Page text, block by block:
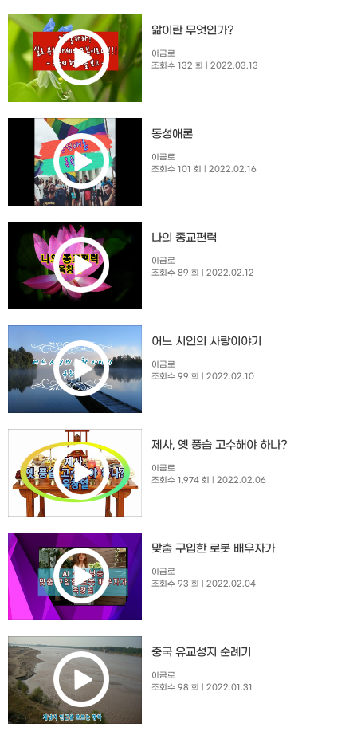
앎이란 무엇인가?
이금로
조회수 132 회
| 2022.03.13
동성애론
이금로
조회수 101 회
| 2022.02.16
나의 종교편력
이금로
조회수 89 회
| 2022.02.12
​어느 시인의 사랑이야기
이금로
조회수 99 회
| 2022.02.10
제사, 옛 풍습 고수해야 하나?
이금로
조회수 1,974 회
| 2022.02.06
맞춤 구입한 로봇 배우자가
이금로
조회수 93 회
| 2022.02.04
중국 유교성지 순례기
이금로
조회수 98 회
| 2022.01.31